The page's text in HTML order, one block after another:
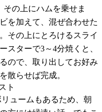
の上にハムを乗せま
を加えて、混ぜ合わせた
その上にとろけるスライ
スターで3～4分焼くと、
ので、取り出してお好み
散らせば完成。
ト
ュームもあるため、朝